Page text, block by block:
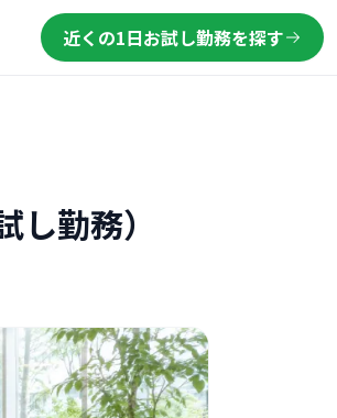
近くの1日お試し勤務を探す
勤務）